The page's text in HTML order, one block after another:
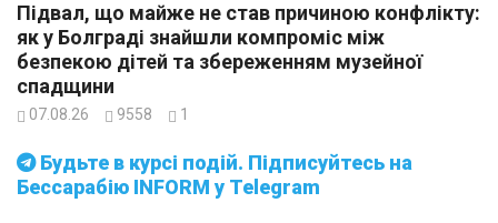
Будьте в курсі подій. Підписуйтесь на
Бессарабію INFORM у Telegram
Підвал, що майже не став причиною конфлікту:
як у Болграді знайшли компроміс між
безпекою дітей та збереженням музейної
спадщини
07.08.26 9558 1